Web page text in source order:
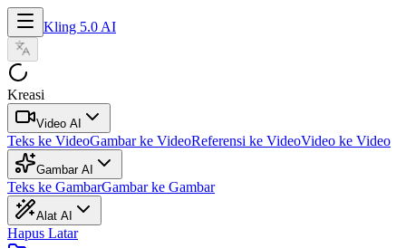
Kling 5.0 AI
Kreasi
Video AI
Teks ke VideoGambar ke VideoReferensi ke VideoVideo ke Video
Gambar AI
Teks ke GambarGambar ke Gambar
Alat AI
Hapus Latar